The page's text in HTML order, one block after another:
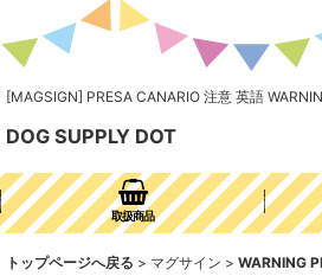
[MAGSIGN] PRESA CANARIO 注意 英語
DOG SUPPLY DOT
取扱商品
トップページへ戻る > マグサイン > WARNING